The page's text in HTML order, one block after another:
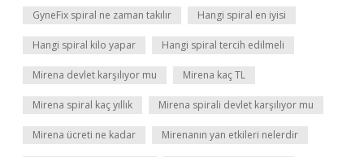
GyneFix spiral ne zaman takılır Hangi spiral en iyisi
Hangi spiral kilo yapar Hangi spiral tercih edilmeli
Mirena devlet karşılıyor mu Mirena kaç TL
Mirena spiral kaç yıllık Mirena spirali devlet karşılıyor mu
Mirena ücreti ne kadar Mirenanın yan etkileri nelerdir